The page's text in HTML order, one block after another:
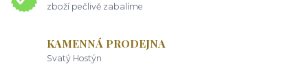
zboží pečlivě zabalíme
KAMENNÁ PRODEJNA
Svatý Hostýn